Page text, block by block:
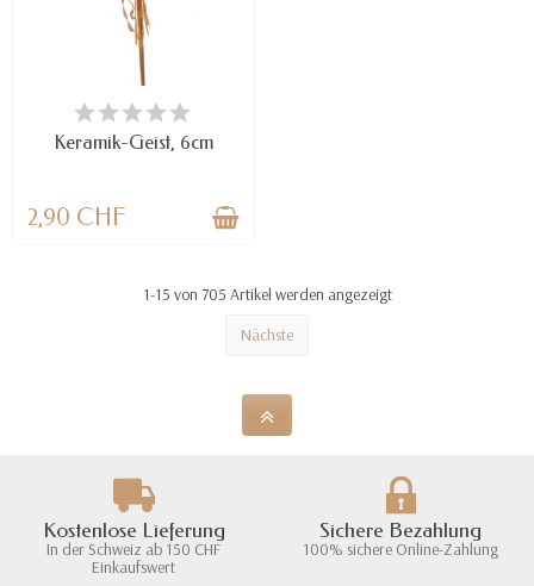
VERFÜGBAR
Keramik-Geist, 6cm
2,90 CHF
1-15 von 705 Artikel werden angezeigt
Nächste
Kostenlose Lieferung
In der Schweiz ab 150 CHF
Einkaufswert
Sichere Bezahlung
100% sichere Online-Zahlung